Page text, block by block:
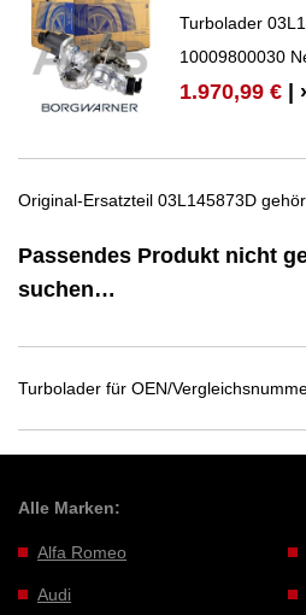
Turbolader
10009800030
1.970,99 € |
Original-Ersatzteil 03L145873D
Passendes Produkt nicht
suchen…
Turbolader für OEN/
Alle Marken:
Alfa Romeo
Audi